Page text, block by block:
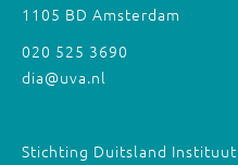
1105 BD Amsterdam
020 525 3690
dia@uva.nl
Stichting Duitsland Instituut